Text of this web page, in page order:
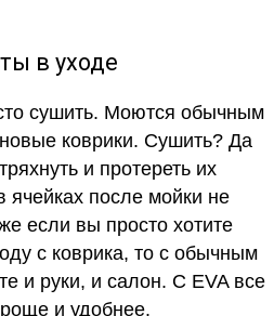
в уходе
сушить. Моются обычным
коврики. Сушить? Да
и протереть их
ячейках после мойки не
если вы просто хотите
с коврика, то с обычным
и руки, и салон. С EVA все
и удобнее.